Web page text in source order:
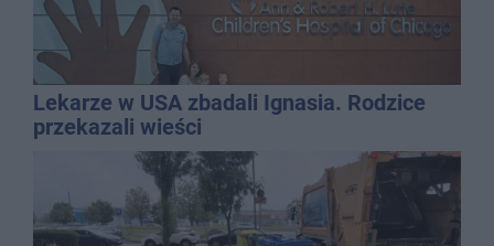
Lekarze w USA zbadali Ignasia. Rodzice
przekazali wieści